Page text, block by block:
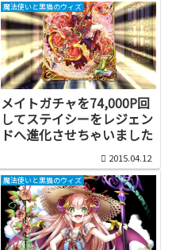
魔法使いと黒猫のウィズ
メイトガチャを74,000P回
してステイシーをレジェン
ドへ進化させちゃいました
2015.04.12
魔法使いと黒猫のウィズ